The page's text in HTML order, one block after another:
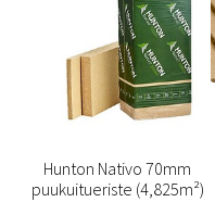
Hunton Nativo 70mm
puukuitueriste (4,825m²)